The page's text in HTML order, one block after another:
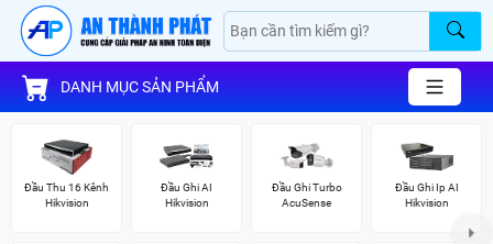
DANH MỤC SẢN PHẨM
Đầu Thu 16 Kênh
Hikvision
Đầu Ghi AI
Hikvision
Đầu Ghi Turbo
AcuSense
Đầu Ghi Ip AI
Hikvision